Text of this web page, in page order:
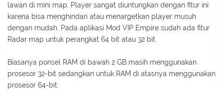
lawan di mini map. Player sangat diuntungkan dengan fitur ini
karena bisa menghindari atau menargetkan player musuh
dengan mudah. Pada aplikasi Mod VIP Empire sudah ada fitur
Radar map untuk perangkat 64 bit atau 32 bit.
Biasanya ponsel RAM di bawah 2 GB masih menggunakan
prosesor 32-bit sedangkan untuk RAM di atasnya menggunakan
prosesor 64-bit.